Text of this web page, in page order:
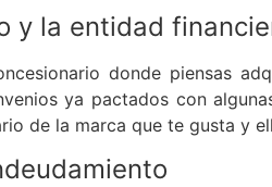
y la entidad
donde piensas
ya pactados con
de la marca que te gusta y